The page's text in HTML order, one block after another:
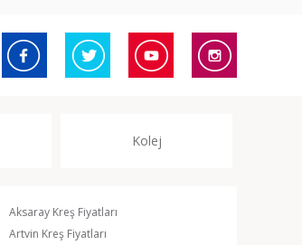
Kolej
Aksaray Kreş Fiyatları
Artvin Kreş Fiyatları